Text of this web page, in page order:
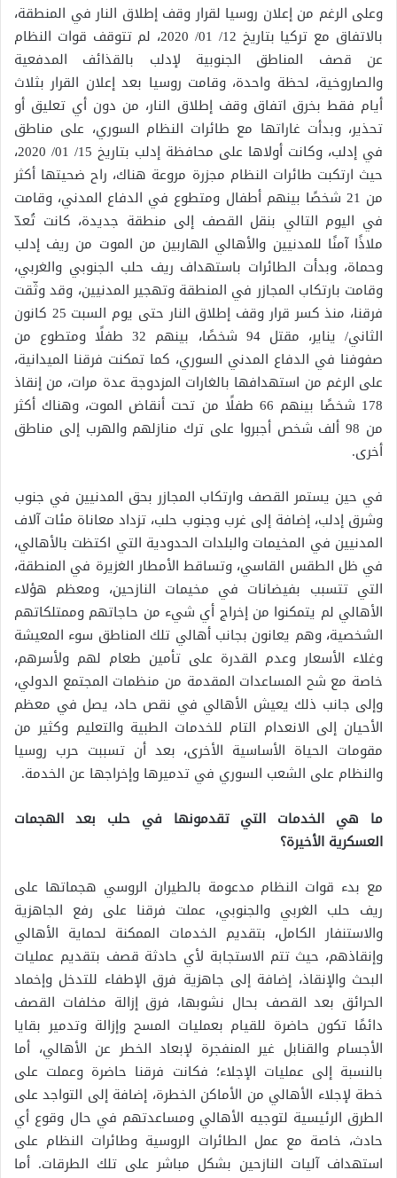
وعلى الرغم من إعلان روسيا لقرار وقف إطلاق النار في المنطقة،
بالاتفاق مع تركيا بتاريخ 12/ 01/ 2020، لم تتوقف قوات النظام
عن قصف المناطق الجنوبية لإدلب بالقذائف المدفعية
والصاروخية، لحظة واحدة، وقامت روسيا بعد إعلان القرار بثلاث
أيام فقط بخرق اتفاق وقف إطلاق النار، من دون أي تعليق أو
تحذير، وبدأت غاراتها مع طائرات النظام السوري، على مناطق
في إدلب، وكانت أولاها على محافظة إدلب بتاريخ 15/ 01/ 2020،
حيث ارتكبت طائرات النظام مجزرة مروعة هناك، راح ضحيتها أكثر
من 21 شخصًا بينهم أطفال ومتطوع في الدفاع المدني، وقامت
في اليوم التالي بنقل القصف إلى منطقة جديدة، كانت تُعدّ
ملاذًا آمنًا للمدنيين والأهالي الهاربين من الموت من ريف إدلب
وحماة، وبدأت الطائرات باستهداف ريف حلب الجنوبي والغربي،
وقامت بارتكاب المجازر في المنطقة وتهجير المدنيين، وقد وثّقت
فرقنا، منذ كسر قرار وقف إطلاق النار حتى يوم السبت 25 كانون
الثاني/ يناير، مقتل 94 شخصًا، بينهم 32 طفلًا ومتطوع من
صفوفنا في الدفاع المدني السوري، كما تمكنت فرقنا الميدانية،
على الرغم من استهدافها بالغارات المزدوجة عدة مرات، من إنقاذ
178 شخصًا بينهم 66 طفلًا من تحت أنقاض الموت، وهناك أكثر
من 98 ألف شخص أجبروا على ترك منازلهم والهرب إلى مناطق
أخرى.
في حين يستمر القصف وارتكاب المجازر بحق المدنيين في جنوب
وشرق إدلب، إضافة إلى غرب وجنوب حلب، تزداد معاناة مئات آلاف
المدنيين في المخيمات والبلدات الحدودية التي اكتظت بالأهالي،
في ظل الطقس القاسي، وتساقط الأمطار الغزيرة في المنطقة،
التي تتسبب بفيضانات في مخيمات النازحين، ومعظم هؤلاء
الأهالي لم يتمكنوا من إخراج أي شيء من حاجاتهم وممتلكاتهم
الشخصية، وهم يعانون بجانب أهالي تلك المناطق سوء المعيشة
وغلاء الأسعار وعدم القدرة على تأمين طعام لهم ولأسرهم،
خاصة مع شح المساعدات المقدمة من منظمات المجتمع الدولي،
وإلى جانب ذلك يعيش الأهالي في نقص حاد، يصل في معظم
الأحيان إلى الانعدام التام للخدمات الطبية والتعليم وكثير من
مقومات الحياة الأساسية الأخرى، بعد أن تسببت حرب روسيا
والنظام على الشعب السوري في تدميرها وإخراجها عن الخدمة.
ما هي الخدمات التي تقدمونها في حلب بعد الهجمات
العسكرية الأخيرة؟
مع بدء قوات النظام مدعومة بالطيران الروسي هجماتها على
ريف حلب الغربي والجنوبي، عملت فرقنا على رفع الجاهزية
والاستنفار الكامل، بتقديم الخدمات الممكنة لحماية الأهالي
وإنقاذهم، حيث تتم الاستجابة لأي حادثة قصف بتقديم عمليات
البحث والإنقاذ، إضافة إلى جاهزية فرق الإطفاء للتدخل وإخماد
الحرائق بعد القصف بحال نشوبها، فرق إزالة مخلفات القصف
دائمًا تكون حاضرة للقيام بعمليات المسح وإزالة وتدمير بقايا
الأجسام والقنابل غير المنفجرة لإبعاد الخطر عن الأهالي، أما
بالنسبة إلى عمليات الإجلاء؛ فكانت فرقنا حاضرة وعملت على
خطة لإجلاء الأهالي من الأماكن الخطرة، إضافة إلى التواجد على
الطرق الرئيسية لتوجيه الأهالي ومساعدتهم في حال وقوع أي
حادث، خاصة مع عمل الطائرات الروسية وطائرات النظام على
استهداف آليات النازحين بشكل مباشر على تلك الطرقات. أما